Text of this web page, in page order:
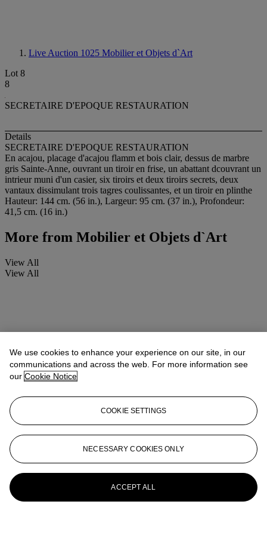
Live Auction 1025 Mobilier et Objets d`Art
Lot 8
8
SECRETAIRE D'EPOQUE RESTAURATION
Details
SECRETAIRE D'EPOQUE RESTAURATION
En acajou, placage d'acajou flamm et bois clair, dessus de marbre
gris Sainte-Anne, ouvrant un tiroir en frise, un abattant dcouvrant un
intrieur muni d'un casier, six tiroirs et deux tiroirs secrets, deux
vantaux dissimulant trois tagres coulissantes, et un tiroir en plinthe
Hauteur: 144 cm. (56 in.), Largeur: 95 cm. (37 in.), Profondeur:
41,5 cm. (16 in.)
More from Mobilier et Objets d`Art
View All
View All
We use cookies to enhance your experience on our site, in our
communications and across the web. For more information see
our Cookie Notice
COOKIE SETTINGS
NECESSARY COOKIES ONLY
ACCEPT ALL